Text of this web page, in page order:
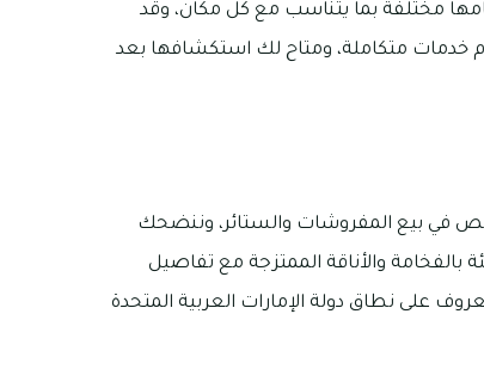
مختلفة بما يتناسب مع كل مكان، وقد
خدمات متكاملة، ومتاح لك استكشافها بعد
في بيع المفروشات والستائر، وننضحك
بالفخامة والأناقة الممتزجة مع تفاصيل
على نطاق دولة الإمارات العربية المتحدة